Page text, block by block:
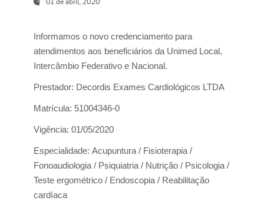
Informamos o novo credenciamento para
atendimentos aos beneficiários da Unimed Local,
Intercâmbio Federativo e Nacional.
Prestador: Decordis Exames Cardiológicos LTDA
Matrícula: 51004346-0
Vigência: 01/05/2020
Especialidade: Acupuntura / Fisioterapia /
Fonoaudiologia / Psiquiatria / Nutrição / Psicologia /
Teste ergométrico / Endoscopia / Reabilitação
cardíaca